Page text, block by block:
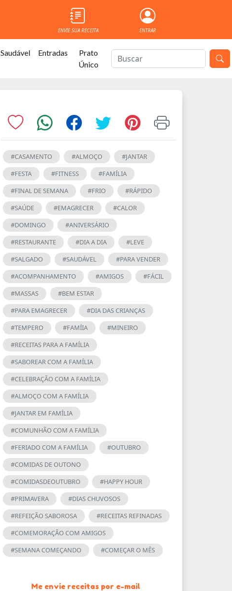
ENVIE SUA RECEITA ENTRAR
Saudável Entradas
Prato
Único
#CASAMENTO #ALMOÇO
#JANTAR
#FESTA
#FITNESS
#FAMÍLIA
#FINAL DE SEMANA
#FRIO
#RÁPIDO
#SAÚDE
#EMAGRECER
#CALOR
#DOMINGO
#ANIVERSÁRIO
#RESTAURANTE
#DIA A DIA
#LEVE
#SALGADO
#SAUDÁVEL
#PARA VENDER
#ACOMPANHAMENTO
#AMIGOS
#FÁCIL
#MASSAS
#BEM ESTAR
#PARA EMAGRECER
#DIA DAS CRIANÇAS
#TEMPERO
#FAMÍIA
#MINEIRO
#RECEITAS PARA A FAMÍLIA
#SABOREAR COM A FAMÍLIA
#CELEBRAÇÃO COM A FAMÍLIA
#ALMOÇO COM A FAMÍLIA
#JANTAR EM FAMÍLIA
#COMUNHÃO COM A FAMÍLIA
#FERIADO COM A FAMÍLIA
#OUTUBRO
#COMIDAS DE OUTONO
#COMIDASDEOUTUBRO
#HAPPY HOUR
#PRIMAVERA
#DIAS CHUVOSOS
#REFEIÇÃO SABOROSA
#RECEITAS REFINADAS
#COMEMORAÇÃO COM AMIGOS
#SEMANA COMEÇANDO
#COMEÇAR O MÊS
Me envie receitas por e-mail